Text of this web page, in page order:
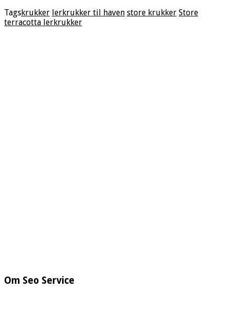
Tagskrukker lerkrukker til haven store krukker Store
terracotta lerkrukker
Om Seo Service